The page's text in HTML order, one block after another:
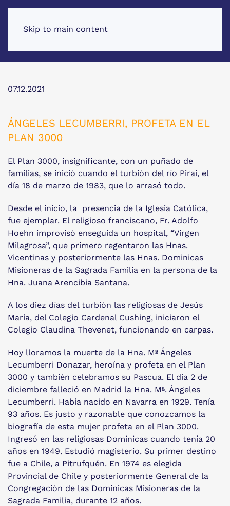
Skip to main content
07.12.2021
ÁNGELES LECUMBERRI, PROFETA EN EL
PLAN 3000
El Plan 3000, insignificante, con un puñado de
familias, se inició cuando el turbión del río Piraí, el
día 18 de marzo de 1983, que lo arrasó todo.
Desde el inicio, la presencia de la Iglesia Católica,
fue ejemplar. El religioso franciscano, Fr. Adolfo
Hoehn improvisó enseguida un hospital, “Virgen
Milagrosa”, que primero regentaron las Hnas.
Vicentinas y posteriormente las Hnas. Dominicas
Misioneras de la Sagrada Familia en la persona de la
Hna. Juana Arencibia Santana.
A los diez días del turbión las religiosas de Jesús
María, del Colegio Cardenal Cushing, iniciaron el
Colegio Claudina Thevenet, funcionando en carpas.
Hoy lloramos la muerte de la Hna. Mª Ángeles
Lecumberri Donazar, heroína y profeta en el Plan
3000 y también celebramos su Pascua. El día 2 de
diciembre falleció en Madrid la Hna. Mª. Ángeles
Lecumberri. Había nacido en Navarra en 1929. Tenía
93 años. Es justo y razonable que conozcamos la
biografía de esta mujer profeta en el Plan 3000.
Ingresó en las religiosas Dominicas cuando tenía 20
años en 1949. Estudió magisterio. Su primer destino
fue a Chile, a Pitrufquén. En 1974 es elegida
Provincial de Chile y posteriormente General de la
Congregación de las Dominicas Misioneras de la
Sagrada Familia, durante 12 años.